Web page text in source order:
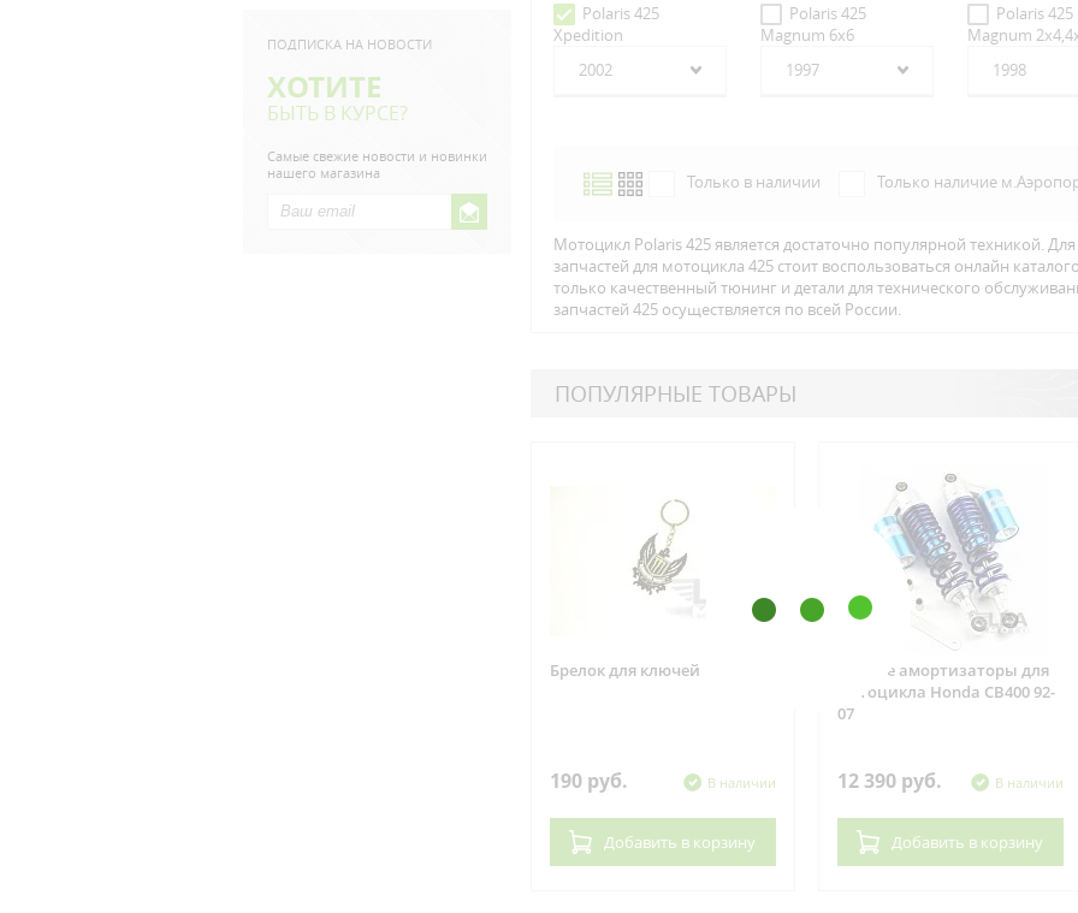
ПОДПИСКА НА НОВОСТИ
ХОТИТЕ
БЫТЬ В КУРСЕ?
Самые свежие новости и новинки
нашего магазина
Polaris 425
Xpedition
2002
Polaris 425
Magnum 6x6
1997
Polaris 425
Magnum
1998
Только в наличии Только наличие
Мотоцикл Polaris 425 является достаточно популярной техникой.
запчастей для мотоцикла 425 стоит воспользоваться онлайн
только качественный тюнинг и детали для технического
запчастей 425 осуществляется по всей Росcии.
ПОПУЛЯРНЫЕ ТОВАРЫ
Брелок для ключей
190 руб. В наличии
Добавить в корзину
Задние амортизаторы для
мотоцикла Honda CB400 92-
07
12 390 руб. В наличии
Добавить в корзину